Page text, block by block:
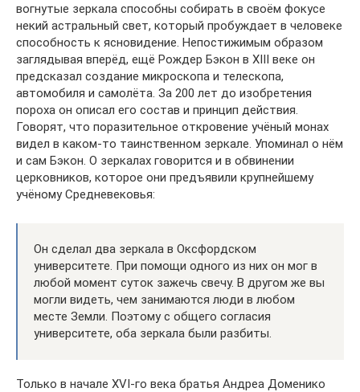
вогнутые зеркала способны собирать в своём фокусе
некий астральный свет, который пробуждает в человеке
способность к ясновидение. Непостижимым образом
заглядывая вперёд, ещё Рождер Бэкон в XIII веке он
предсказал создание микроскопа и телескопа,
автомобиля и самолёта. За 200 лет до изобретения
пороха он описал его состав и принцип действия.
Говорят, что поразительное откровение учёный монах
видел в каком-то таинственном зеркале. Упоминал о нём
и сам Бэкон. О зеркалах говорится и в обвинении
церковников, которое они предъявили крупнейшему
учёному Средневековья:
Он сделал два зеркала в Оксфордском
университете. При помощи одного из них он мог в
любой момент суток зажечь свечу. В другом же вы
могли видеть, чем занимаются люди в любом
месте Земли. Поэтому с общего согласия
университете, оба зеркала были разбиты.
Только в начале XVI-го века братья Андреа Доменико